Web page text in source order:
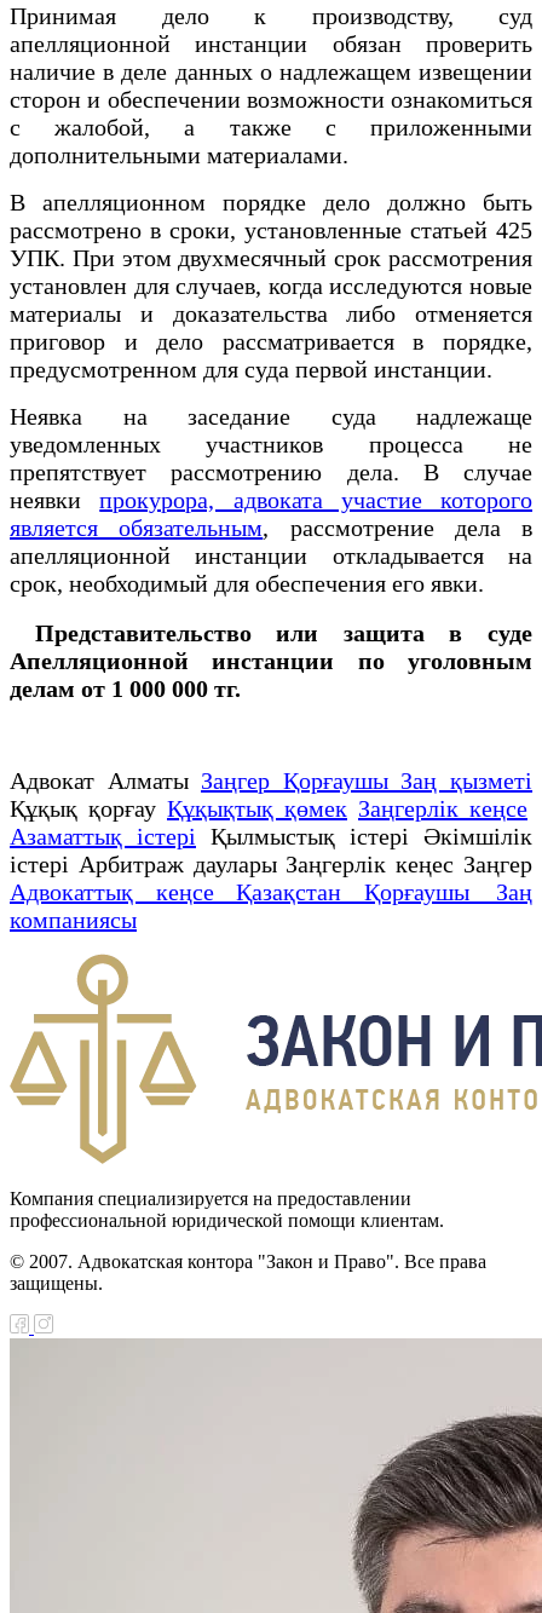
Принимая дело к производству, суд
апелляционной инстанции обязан проверить
наличие в деле данных о надлежащем извещении
сторон и обеспечении возможности ознакомиться
с жалобой, а также с приложенными
дополнительными материалами.
В апелляционном порядке дело должно быть
рассмотрено в сроки, установленные статьей 425
УПК. При этом двухмесячный срок рассмотрения
установлен для случаев, когда исследуются новые
материалы и доказательства либо отменяется
приговор и дело рассматривается в порядке,
предусмотренном для суда первой инстанции.
Неявка на заседание суда надлежаще
уведомленных участников процесса не
препятствует рассмотрению дела. В случае
неявкипрокурора, адвоката участие которого
является обязательным, рассмотрение дела в
апелляционной инстанции откладывается на
срок, необходимый для обеспечения его явки.
Представительство или защита в суде
Апелляционной инстанции по уголовным
делам от 1 000 000 тг.
Адвокат Алматы Заңгер Қорғаушы Заң қызметі
Құқық қорғау Құқықтық қөмек Заңгерлік кеңсе
Азаматтық істері Қылмыстық істері Әкімшілік
істері Арбитраж даулары Заңгерлік кеңес Заңгер
Адвокаттық кеңсе Қазақстан Қорғаушы Заң
компаниясы
Компания специализируется на предоставлении
профессиональной юридической помощи клиентам.
© 2007. Адвокатская контора "Закон и Право". Все права
защищены.